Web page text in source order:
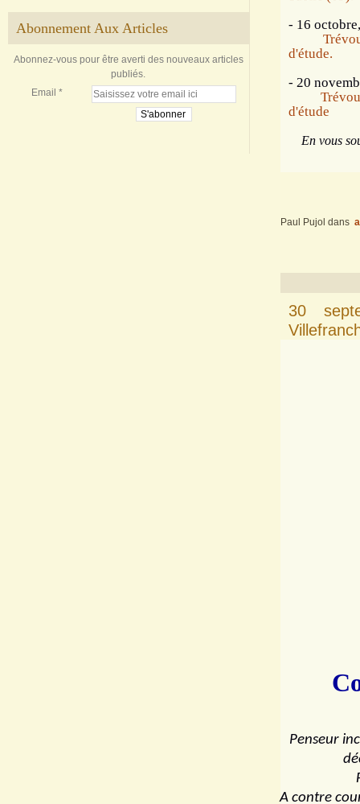
Abonnement Aux Articles
Abonnez-vous pour être averti des nouveaux articles
publiés.
Email
- 16
d'étude.
- 20
d'étude
En vous
Paul Pujol dans
30
Penseur
A contre